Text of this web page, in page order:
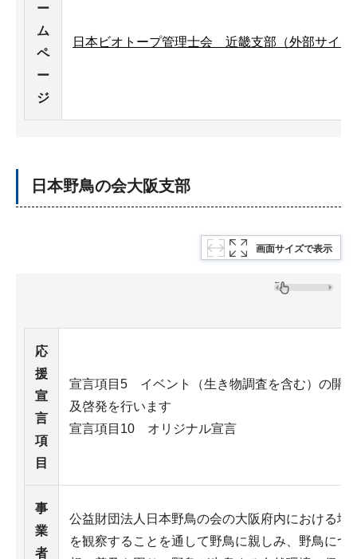
ー
ム
ペ
ー
ジ
日本ビオトープ管理士会 近畿支部（外部サイト
日本野鳥の会大阪支部
画面サイズで表示
応
援
宣
言
項
目
宣言項目5 イベント（生き物調査を含む）の開
及啓発を行います
宣言項目10 オリジナル宣言
事
業
者
公益財団法人日本野鳥の会の大阪府内における地
を観察することを通して野鳥に親しみ、野鳥につ